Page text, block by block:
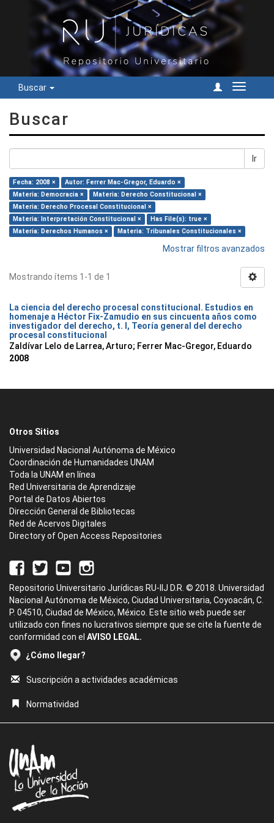
Buscar
Cambiar
Buscar
Ir
Fecha: 2008 ×
Autor: Ferrer Mac-Gregor, Eduardo ×
Materia: Democracia ×
Materia: Derecho Constitucional ×
Materia: Derecho Procesal Constitucional ×
Materia: Interpretación Constitucional ×
Has File(s): true ×
Materia: Derechos Humanos ×
Materia: Tribunales Constitucionales ×
Mostrar filtros avanzados
Mostrando ítems 1-1 de 1
La ciencia del derecho procesal constitucional. Estudios en
homenaje a Héctor Fix-Zamudio en sus cincuenta años como
investigador del derecho, t. I, Teoría general del derecho
procesal constitucional
Zaldívar Lelo de Larrea, Arturo; Ferrer Mac-Gregor, Eduardo
2008
Otros Sitios
Universidad Nacional Autónoma de México
Coordinación de Humanidades UNAM
Toda la UNAM en línea
Red Universitaria de Aprendizaje
Portal de Datos Abiertos
Dirección General de Bibliotecas
Red de Acervos Digitales
Directory of Open Access Repositories
Repositorio Universitario Jurídicas RU-IIJ D.R. © 2018. Universidad
Nacional Autónoma de México, Ciudad Universitaria, Coyoacán, C.
P. 04510, Ciudad de México, México. Este sitio web puede ser
utilizado con fines no lucrativos siempre que se cite la fuente de
conformidad con el AVISO LEGAL.
¿Cómo llegar?
Suscripción a actividades académicas
Normatividad